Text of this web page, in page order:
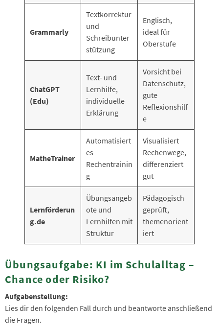
Grammarly
Textkorrektur
und
Schreibunter
stützung
Englisch,
ideal für
Oberstufe
ChatGPT
(Edu)
Text- und
Lernhilfe,
individuelle
Erklärung
Vorsicht bei
Datenschutz,
gute
Reflexionshilf
e
MatheTrainer
Automatisiert
es
Rechentrainin
g
Visualisiert
Rechenwege,
differenziert
gut
Lernförderun
g.de
Übungsangeb
ote und
Lernhilfen mit
Struktur
Pädagogisch
geprüft,
themenorient
iert
Übungsaufgabe: KI im Schulalltag –
Chance oder Risiko?
Aufgabenstellung:
Lies dir den folgenden Fall durch und beantworte anschließend
die Fragen.